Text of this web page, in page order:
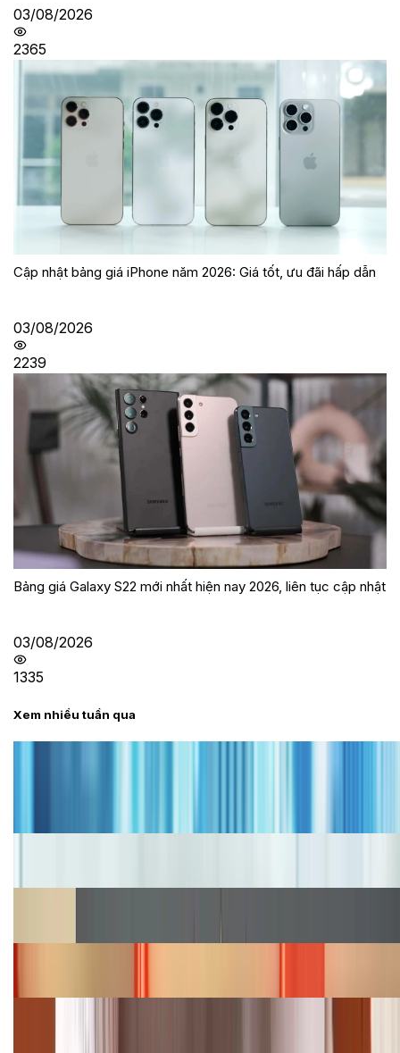
03/08/2026
2365
Cập nhật bảng giá iPhone năm 2026: Giá tốt, ưu đãi hấp dẫn
03/08/2026
2239
Bảng giá Galaxy S22 mới nhất hiện nay 2026, liên tục cập nhật
03/08/2026
1335
Xem nhiều tuần qua